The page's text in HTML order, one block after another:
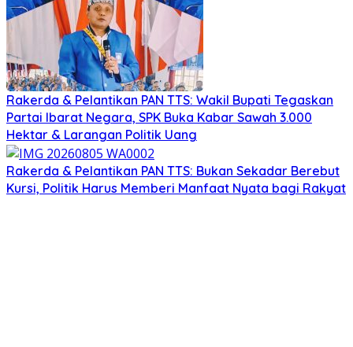
Rakerda & Pelantikan PAN TTS: Wakil Bupati Tegaskan
Partai Ibarat Negara, SPK Buka Kabar Sawah 3.000
Hektar & Larangan Politik Uang
Rakerda & Pelantikan PAN TTS: Bukan Sekadar Berebut
Kursi, Politik Harus Memberi Manfaat Nyata bagi Rakyat